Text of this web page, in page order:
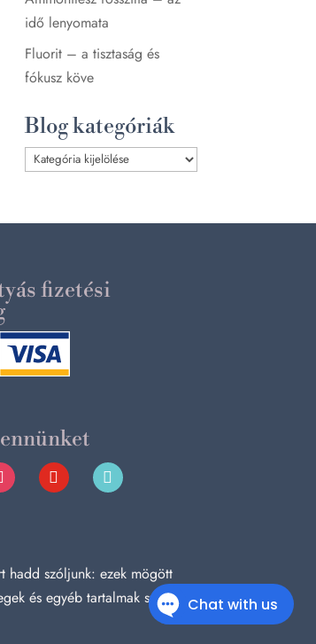
idő lenyomata
Fluorit – a tisztaság és
fókusz köve
Blog kategóriák
Blog
fizetési
youtube tiktok
szóljunk: ezek mögött
és egyéb tartalmak szerzői